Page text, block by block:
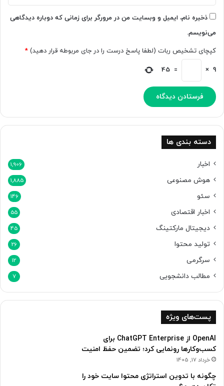
د
ب
ر
ن
د
ه
س
ت
ذخیره نام، ایمیل و وبسایت من در مرورگر برای زمانی که دوباره دیدگاهی
می‌نویسم.
کپچای تشخیص ربات (لطفا پاسخ درست را در جای مربوطه قرار دهید) *
9
×
=
45
دسته بندی ها
اخبار 1,906
هوش مصنوعی 1,885
سئو 146
اخبار اقتصادی 55
دیجیتال مارکتینگ 45
تولید محتوا 26
سرگرمی 12
مطالب دانشجویی 7
پست‌های ویژه
OpenAI از ChatGPT Enterprise برای
کسب‌وکارها رونمایی کرد؛ تضمین حفظ امنیت
خرداد 17, 1405
چگونه با تدوین استراتژی محتوا سایت خود را